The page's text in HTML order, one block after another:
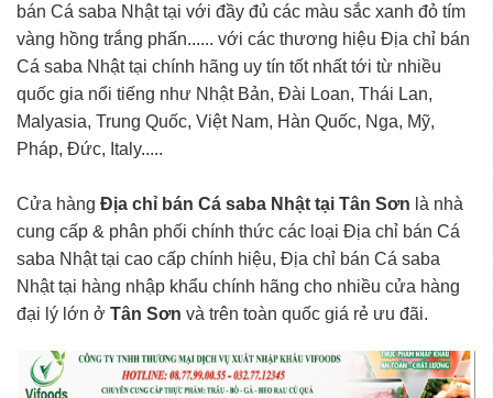
bán Cá saba Nhật tại với đầy đủ các màu sắc xanh đỏ tím
vàng hồng trắng phấn...... với các thương hiệu Địa chỉ bán
Cá saba Nhật tại chính hãng uy tín tốt nhất tới từ nhiều
quốc gia nổi tiếng như Nhật Bản, Đài Loan, Thái Lan,
Malyasia, Trung Quốc, Việt Nam, Hàn Quốc, Nga, Mỹ,
Pháp, Đức, Italy.....
Cửa hàng Địa chỉ bán Cá saba Nhật tại Tân Sơn là nhà
cung cấp & phân phối chính thức các loại Địa chỉ bán Cá
saba Nhật tại cao cấp chính hiệu, Địa chỉ bán Cá saba
Nhật tại hàng nhập khẩu chính hãng cho nhiều cửa hàng
đại lý lớn ở Tân Sơn và trên toàn quốc giá rẻ ưu đãi.